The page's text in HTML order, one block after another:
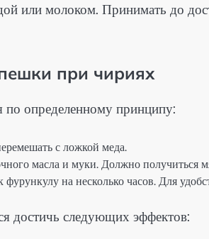
или молоком. Принимать до
при чириях
по определенному принципу:
с ложкой меда.
масла и муки. Должно получиться
на несколько часов. Для
достичь следующих эффектов: